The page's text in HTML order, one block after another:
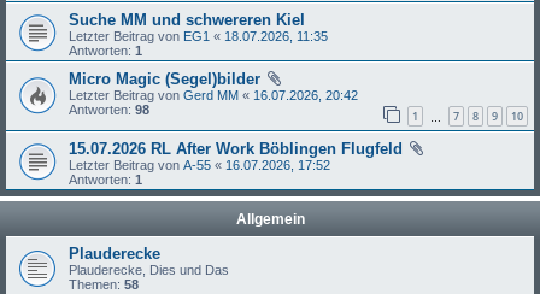
Suche MM und schwereren Kiel
Letzter Beitrag von EG1 « 18.07.2026, 11:35
Antworten: 1
Micro Magic (Segel)bilder
Letzter Beitrag von Gerd MM « 16.07.2026, 20:42
Antworten: 98 1 7 8 9 10
15.07.2026 RL After Work Böblingen Flugfeld
Letzter Beitrag von A-55 « 16.07.2026, 17:52
Antworten: 1
Allgemein
Plauderecke
Plauderecke, Dies und Das
Themen: 58